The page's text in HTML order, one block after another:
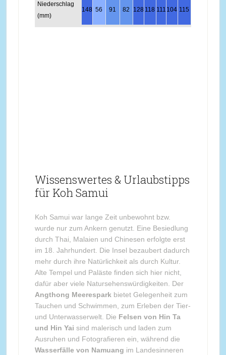
Niederschlag
(mm)
148 56 91 82 128 118 111 104 115
Wissenswertes & Urlaubstipps
für Koh Samui
Koh Samui war lange Zeit unbewohnt bzw.
wurde nur zum Ankern genutzt. Eine Besiedlung
durch Thai, Malaien und Chinesen erfolgte erst
im 18. Jahrhundert. Die Insel bezaubert dadurch
mehr durch ihre Natürlichkeit als durch Kultur.
Alte Tempel und Paläste finden sich hier nicht,
dafür aber viele Natursehenswürdigkeiten. Der
Angthong Meerespark bietet Gelegenheit zum
Tauchen und Schwimmen, zum Erleben der Tier-
und Unterwasserwelt. Die Felsen von Hin Ta
und Hin Yai sind malerisch und laden zum
Ausruhen und Fotografieren ein, während die
Wasserfälle von Namuang im Landesinneren